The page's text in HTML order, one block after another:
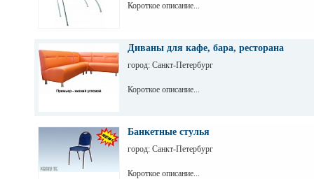
Короткое описание...
Диваны для кафе, бара, ресторана
город: Санкт-Петербург
Короткое описание...
Банкетные стулья
город: Санкт-Петербург
Короткое описание...